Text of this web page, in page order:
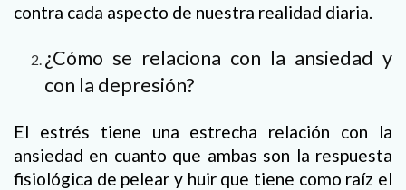
contra cada aspecto de nuestra realidad diaria.
¿Cómo se relaciona con la ansiedad y
con la depresión?
El estrés tiene una estrecha relación con la
ansiedad en cuanto que ambas son la respuesta
fisiológica de pelear y huir que tiene como raíz el